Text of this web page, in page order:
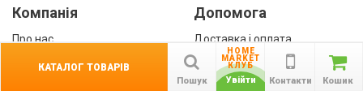
Компанія
Про нас
Допомога
Доставка і оплата
Гарантії
Кошик
Контакти
HOME
MARKET
КЛУБ
Увійти
Пошук
КАТАЛОГ ТОВАРІВ